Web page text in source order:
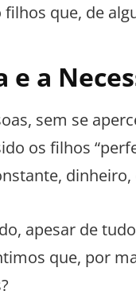
que, de
e a
sem se
os filhos
apesar de
que, por